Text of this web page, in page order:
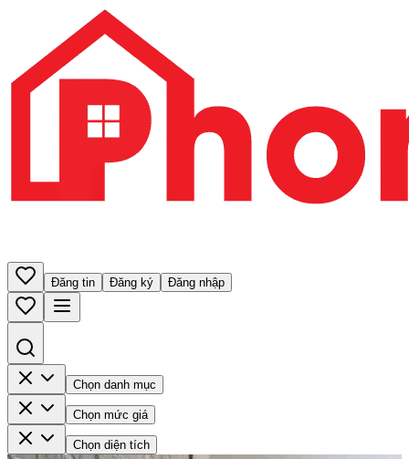
Đăng tin Đăng ký Đăng nhập
Chọn danh mục
Chọn mức giá
Chọn diện tích